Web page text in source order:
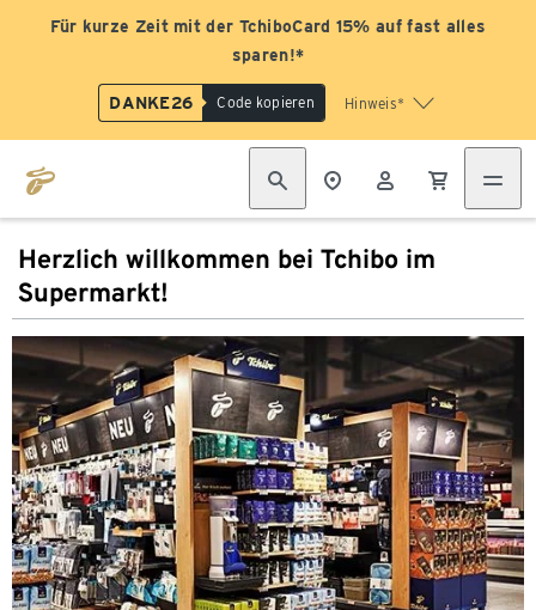
Für kurze Zeit mit der TchiboCard 15% auf fast alles
sparen!*
DANKE26 Code kopieren Hinweis*
Herzlich willkommen bei Tchibo im
Supermarkt!